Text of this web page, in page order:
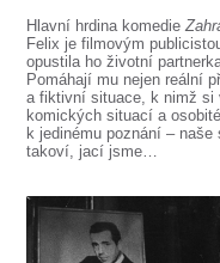
Hlavní hrdina komedie
Felix je filmovým
opustila ho životní
Pomáhají mu nejen reální
a fiktivní situace, k nimž si
komických situací a
k jedinému poznání –
takoví, jací jsme…